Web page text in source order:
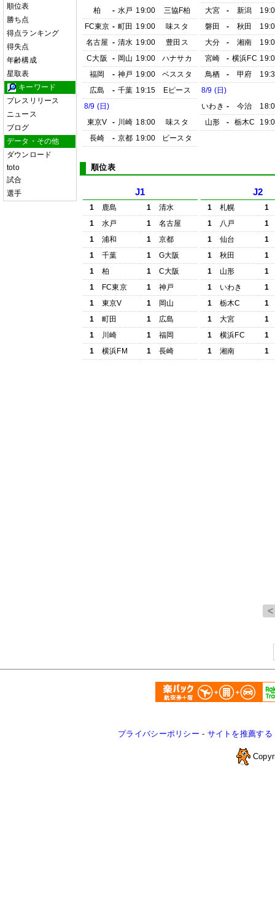
順位表
勝ち点
得点ランキング
得失点
年齢構成
星取表
キーワード
プレスリリース
ニュース
ブログ
データ・その他
ダウンロード
toto
試合
選手
柏
- 水戸 19:00
三協F柏
FC東京 - 町田 19:00
味スタ
名古屋 - 清水 19:00
豊田ス
C大阪
- 岡山 19:00
ハナサカ
福岡
- 神戸 19:00
ベススタ
広島
- 千葉 19:15
Eピース
8/9 (日)
東京V
- 川崎 18:00
味スタ
長崎
- 京都 19:00 ピースタ
大宮
- 新潟
磐田
- 秋田
大分
- 湘南
宮崎
- 横浜FC
鳥栖
- 甲府
8/9 (日)
いわき - 今治
山形
- 栃木C
順位表
J1
1 鹿島 1
清水
1
水戸 1
名古屋
1
浦和 1
京都
1
千葉 1
G大阪
1
柏 1
C大阪
1
FC東京 1
神戸
1
東京V 1
岡山
1
町田 1
広島
1
川崎 1
福岡
1
横浜FM 1 長崎
J2
1 札幌
1
1
八戸
1
1
仙台
1
1
秋田
1
1
山形
1
1
いわき
1
1
栃木C
1
1
大宮
1
1
横浜FC
1
1
湘南 1
プライバシーポリシー - サイトを推薦する